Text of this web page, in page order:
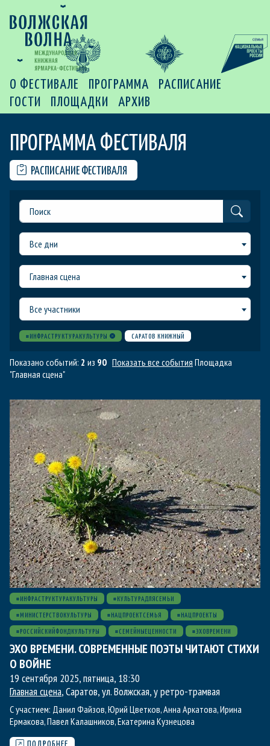
О ФЕСТИВАЛЕ ПРОГРАММА
РАСПИСАНИЕ
ГОСТИ
ПЛОЩАДКИ АРХИВ
ПРОГРАММА ФЕСТИВАЛЯ
РАСПИСАНИЕ ФЕСТИВАЛЯ
Все дни
Главная сцена
Все участники
#ИНФРАСТРУКТУРАКУЛЬТУРЫ САРАТОВ КНИЖНЫЙ
Показано событий: 2 из 90 Показать все события Площадка
"Главная сцена"
#ИНФРАСТРУКТУРАКУЛЬТУРЫ #КУЛЬТУРАДЛЯСЕМЬИ
#МИНИСТЕРСТВОКУЛЬТУРЫ #НАЦПРОЕКТСЕМЬЯ #НАЦПРОЕКТЫ
#РОССИЙСКИЙФОНДКУЛЬТУРЫ #СЕМЕЙНЫЕЦЕННОСТИ #ЭХОВРЕМЕНИ
ЭХО ВРЕМЕНИ. СОВРЕМЕННЫЕ ПОЭТЫ ЧИТАЮТ СТИХИ
О ВОЙНЕ
19 сентября 2025, пятница, 18:30
Главная сцена, Саратов, ул. Волжская, у ретро-трамвая
С участием: Данил Файзов,Юрий Цветков,Анна Аркатова,Ирина
Ермакова,Павел Калашников,Екатерина Кузнецова